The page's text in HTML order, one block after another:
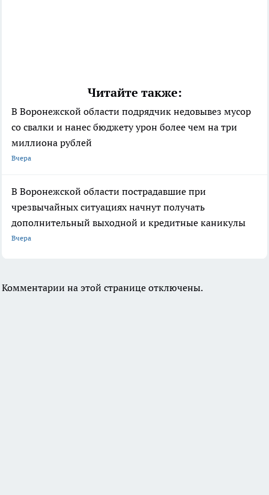
Читайте также:
В Воронежской области подрядчик недовывез мусор
со свалки и нанес бюджету урон более чем на три
миллиона рублей
Вчера
В Воронежской области пострадавшие при
чрезвычайных ситуациях начнут получать
дополнительный выходной и кредитные каникулы
Вчера
Комментарии на этой странице отключены.